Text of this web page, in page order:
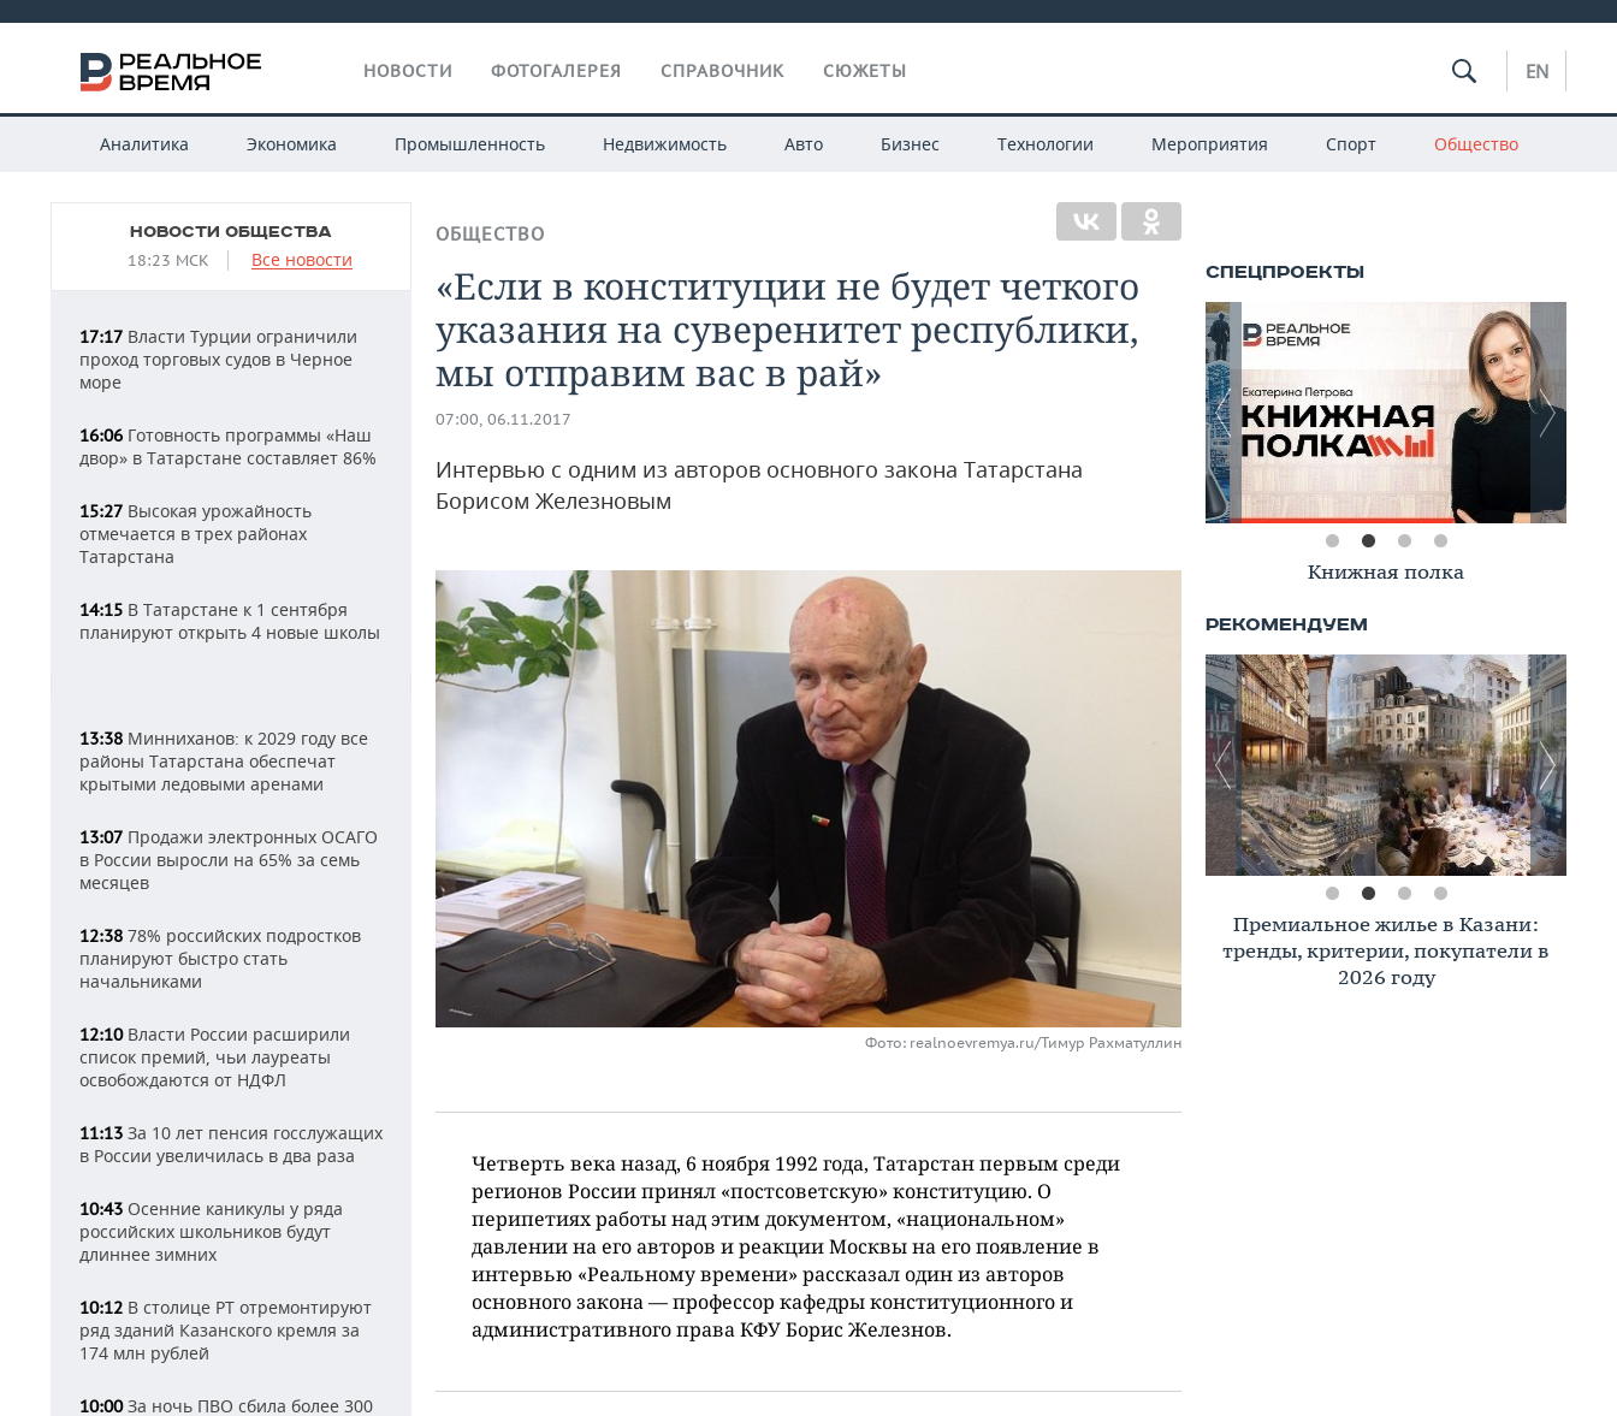
НОВОСТИ ФОТОГАЛЕРЕЯ СПРАВОЧНИК СЮЖЕТЫ EN
Аналитика Экономика Промышленность Недвижимость Авто Бизнес Технологии Мероприятия Спорт Общество
НОВОСТИ ОБЩЕСТВА
18:23 МСК Все новости
17:17 Власти Турции ограничили
проход торговых судов в Черное
море
16:06 Готовность программы «Наш
двор» в Татарстане составляет 86%
15:27 Высокая урожайность
отмечается в трех районах
Татарстана
14:15 В Татарстане к 1 сентября
планируют открыть 4 новые школы
13:38 Минниханов: к 2029 году все
районы Татарстана обеспечат
крытыми ледовыми аренами
13:07 Продажи электронных ОСАГО
в России выросли на 65% за семь
месяцев
12:38 78% российских подростков
планируют быстро стать
начальниками
12:10Власти России расширили
список премий, чьи лауреаты
освобождаются от НДФЛ
11:13 За 10 лет пенсия госслужащих
в России увеличилась в два раза
10:43 Осенние каникулы у ряда
российских школьников будут
длиннее зимних
10:12 В столице РТ отремонтируют
ряд зданий Казанского кремля за
174 млн рублей
10:00За ночь ПВО сбила более 300
ОБЩЕСТВО
«Если в конституции не будет четкого
указания на суверенитет республики,
мы отправим вас в рай»
07:00, 06.11.2017
Интервью с одним из авторов основного закона Татарстана
Борисом Железновым
Фото: realnoevremya.ru/Тимур Рахматуллин
Четверть века назад, 6 ноября 1992 года, Татарстан первым среди
регионов России принял «постсоветскую» конституцию. О
перипетиях работы над этим документом, «национальном»
давлении на его авторов и реакции Москвы на его появление в
интервью «Реальному времени» рассказал один из авторов
основного закона — профессор кафедры конституционного и
административного права КФУ Борис Железнов.
Книжная полка
Премиальное жилье в Казани:
тренды, критерии, покупатели в
2026 году